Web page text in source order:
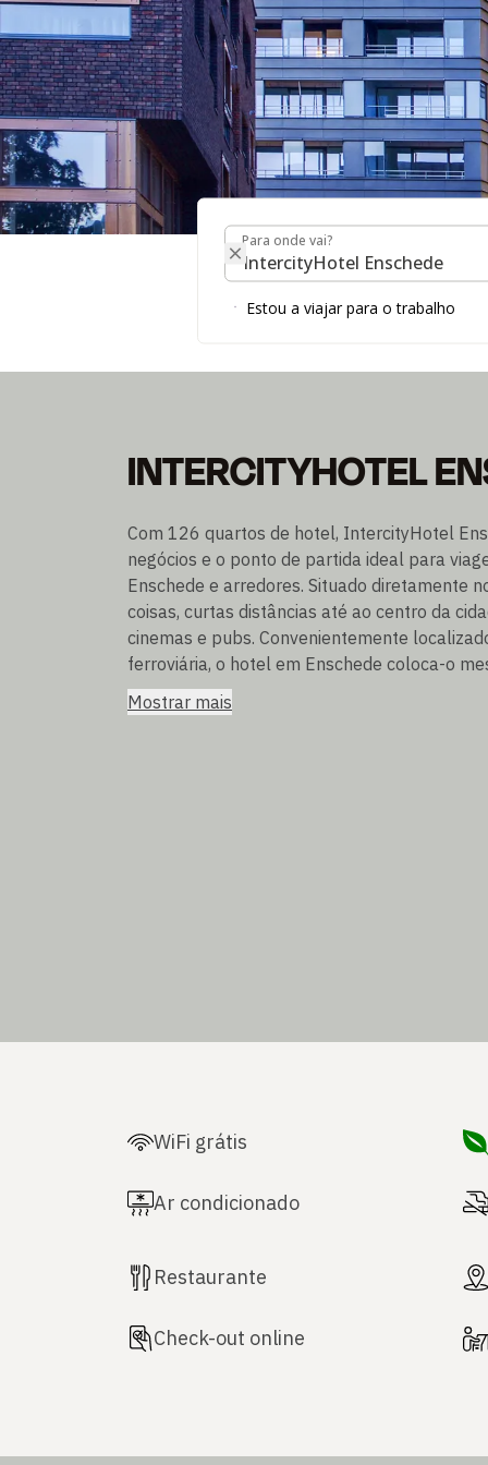
INTERCITYHOTEL
Para onde vai?
Para onde vai?
Estou a viajar para o trabalho
INTERCITYHOTEL
Com 126 quartos de hotel, IntercityHotel
negócios e o ponto de partida ideal para
Enschede e arredores. Situado diretamente
coisas, curtas distâncias até ao centro da
cinemas e pubs. Convenientemente
ferroviária, o hotel em Enschede coloca-o
Mostrar mais
WiFi grátis
Ar condicionado
Restaurante
Check-out online